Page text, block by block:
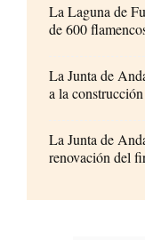
La Laguna de
de 600
La Junta de
a la
La Junta de
renovación del